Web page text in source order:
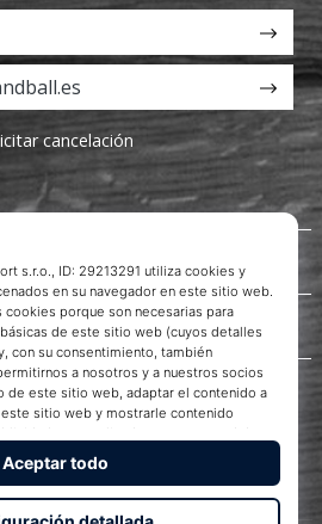
WePlayHandball.es
cancelación